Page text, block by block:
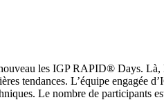
les IGP RAPID® Days.
tendances. L’équipe engagée
Le nombre de participants